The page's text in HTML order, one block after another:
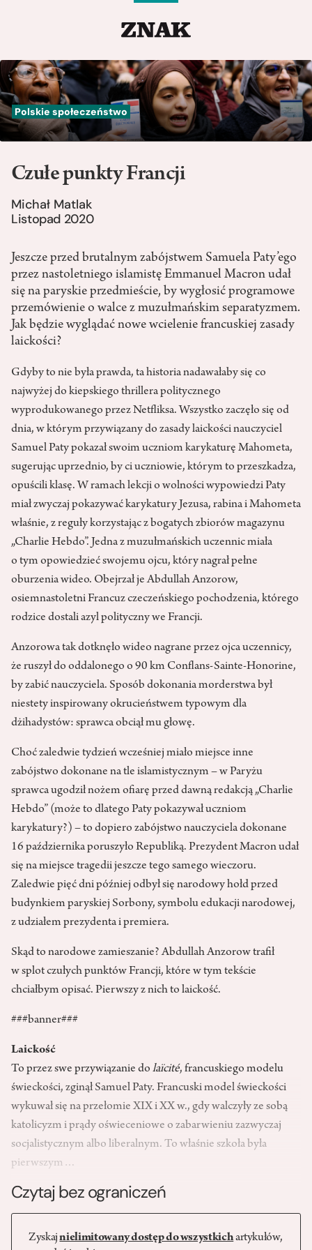
Polskie społeczeństwo
Czułe punkty Francji
Michał Matlak
Listopad 2020
Jeszcze przed brutalnym zabójstwem Samuela Paty’ego
przez nastoletniego islamistę Emmanuel Macron udał
się na paryskie przedmieście, by wygłosić programowe
przemówienie o walce z muzułmańskim separatyzmem.
Jak będzie wyglądać nowe wcielenie francuskiej zasady
laickości?
Gdyby to nie była prawda, ta historia nadawałaby się co
najwyżej do kiepskiego thrillera politycznego
wyprodukowanego przez Netfliksa. Wszystko zaczęło się od
dnia, w którym przywiązany do zasady laickości nauczyciel
Samuel Paty pokazał swoim uczniom karykaturę Mahometa,
sugerując uprzednio, by ci uczniowie, którym to przeszkadza,
opuścili klasę. W ramach lekcji o wolności wypowiedzi Paty
miał zwyczaj pokazywać karykatury Jezusa, rabina i Mahometa
właśnie, z reguły korzystając z bogatych zbiorów magazynu
„Charlie Hebdo”. Jedna z muzułmańskich uczennic miała
o tym opowiedzieć swojemu ojcu, który nagrał pełne
oburzenia wideo. Obejrzał je Abdullah Anzorow,
osiemnastoletni Francuz czeczeńskiego pochodzenia, którego
rodzice dostali azyl polityczny we Francji.
Anzorowa tak dotknęło wideo nagrane przez ojca uczennicy,
że ruszył do oddalonego o 90 km Conflans-Sainte-Honorine,
by zabić nauczyciela. Sposób dokonania morderstwa był
niestety inspirowany okrucieństwem typowym dla
dżihadystów: sprawca obciął mu głowę.
Choć zaledwie tydzień wcześniej miało miejsce inne
zabójstwo dokonane na tle islamistycznym – w Paryżu
sprawca ugodził nożem ofiarę przed dawną redakcją „Charlie
Hebdo” (może to dlatego Paty pokazywał uczniom
karykatury?) – to dopiero zabójstwo nauczyciela dokonane
16 października poruszyło Republiką. Prezydent Macron udał
się na miejsce tragedii jeszcze tego samego wieczoru.
Zaledwie pięć dni później odbył się narodowy hołd przed
budynkiem paryskiej Sorbony, symbolu edukacji narodowej,
z udziałem prezydenta i premiera.
Skąd to narodowe zamieszanie? Abdullah Anzorow trafił
w splot czułych punktów Francji, które w tym tekście
chciałbym opisać. Pierwszy z nich to laickość.
###banner###
Laickość
To przez swe przywiązanie do laïcité, francuskiego modelu
świeckości, zginął Samuel Paty. Francuski model świeckości
wykuwał się na przełomie XIX i XX w., gdy walczyły ze sobą
katolicyzm i prądy oświeceniowe o zabarwieniu zazwyczaj
socjalistycznym albo liberalnym. To właśnie szkoła była
pierwszym…
Czytaj bez ograniczeń
Zyskajnielimitowany dostęp do wszystkichartykułów,